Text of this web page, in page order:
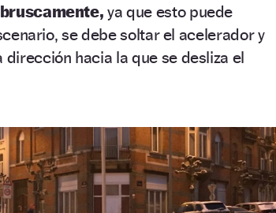
ya que esto puede
se debe soltar el acelerador y
dirección hacia la que se desliza el